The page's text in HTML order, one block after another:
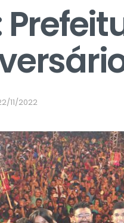
11/2022